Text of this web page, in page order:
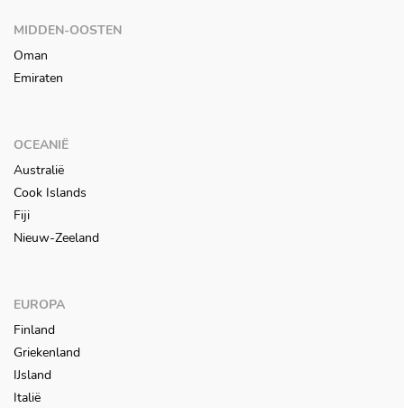
MIDDEN-OOSTEN
Oman
Emiraten
OCEANIË
Australië
Cook Islands
Fiji
Nieuw-Zeeland
EUROPA
Finland
Griekenland
IJsland
Italië